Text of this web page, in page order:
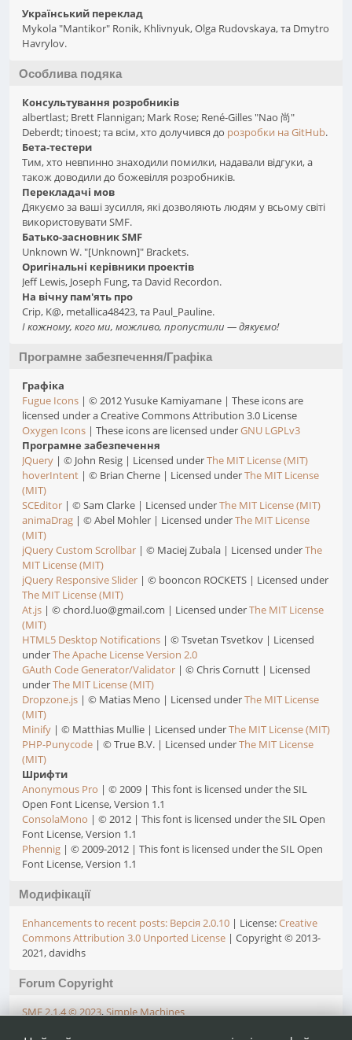
Український переклад
Mykola "Mantikor" Ronik, Khlivnyuk, Olga Rudovskaya, та Dmytro
Havrylov.
Особлива подяка
Консультування розробників
albertlast; Brett Flannigan; Mark Rose; René-Gilles "Nao 尚"
Deberdt; tinoest; та всім, хто долучився до розробки на GitHub.
Бета-тестери
Тим, хто невпинно знаходили помилки, надавали відгуки, а
також доводили до божевілля розробників.
Перекладачі мов
Дякуємо за ваші зусилля, які дозволяють людям у всьому світі
використовувати SMF.
Батько-засновник SMF
Unknown W. "[Unknown]" Brackets.
Оригінальні керівники проектів
Jeff Lewis, Joseph Fung, та David Recordon.
На вічну пам'ять про
Crip, K@, metallica48423, та Paul_Pauline.
І кожному, кого ми, можливо, пропустили — дякуємо!
Програмне забезпечення/Графіка
Графіка
Fugue Icons | © 2012 Yusuke Kamiyamane | These icons are
licensed under a Creative Commons Attribution 3.0 License
Oxygen Icons | These icons are licensed underGNU LGPLv3
Програмне забезпечення
JQuery | © John Resig | Licensed underThe MIT License (MIT)
hoverIntent | © Brian Cherne | Licensed underThe MIT License
(MIT)
SCEditor | © Sam Clarke | Licensed underThe MIT License (MIT)
animaDrag | © Abel Mohler | Licensed underThe MIT License
(MIT)
jQuery Custom Scrollbar | © Maciej Zubala | Licensed underThe
MIT License (MIT)
jQuery Responsive Slider | © booncon ROCKETS | Licensed under
The MIT License (MIT)
At.js | © chord.luo@gmail.com | Licensed underThe MIT License
(MIT)
HTML5 Desktop Notifications | © Tsvetan Tsvetkov | Licensed
underThe Apache License Version 2.0
GAuth Code Generator/Validator | © Chris Cornutt | Licensed
underThe MIT License (MIT)
Dropzone.js | © Matias Meno | Licensed underThe MIT License
(MIT)
Minify | © Matthias Mullie | Licensed underThe MIT License (MIT)
PHP-Punycode | © True B.V. | Licensed underThe MIT License
(MIT)
Шрифти
Anonymous Pro | © 2009 | This font is licensed under the SIL
Open Font License, Version 1.1
ConsolaMono | © 2012 | This font is licensed under the SIL Open
Font License, Version 1.1
Phennig | © 2009-2012 | This font is licensed under the SIL Open
Font License, Version 1.1
Модифікації
Enhancements to recent posts: Версія 2.0.10 | License:Creative
Commons Attribution 3.0 Unported License | Copyright © 2013-
2021, davidhs
Forum Copyright
SMF 2.1.4 © 2023,Simple Machines